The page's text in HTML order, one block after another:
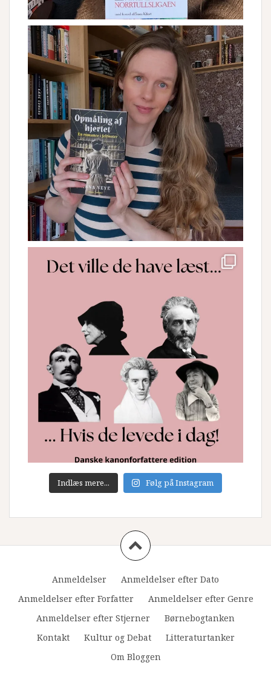
Indlæs mere... Følg på Instagram
Anmeldelser
Anmeldelser efter Dato
Anmeldelser efter Forfatter
Anmeldelser efter Genre
Anmeldelser efter Stjerner
Børnebogtanken
Kontakt
Kultur og Debat
Litteraturtanker
Om Bloggen